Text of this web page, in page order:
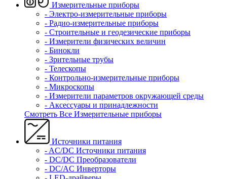
Измерительные приборы
- Электро-измерительные приборы
- Радио-измерительные приборы
- Строительные и геодезические приборы
- Измерители физических величин
- Бинокли
- Зрительные трубы
- Телескопы
- Контрольно-измерительные приборы
- Микроскопы
- Измерители параметров окружающей среды
- Аксессуары и принадлежности
Смотреть Все Измерительные приборы
Источники питания
- AC/DC Источники питания
- DC/DC Преобразователи
- DC/AC Инверторы